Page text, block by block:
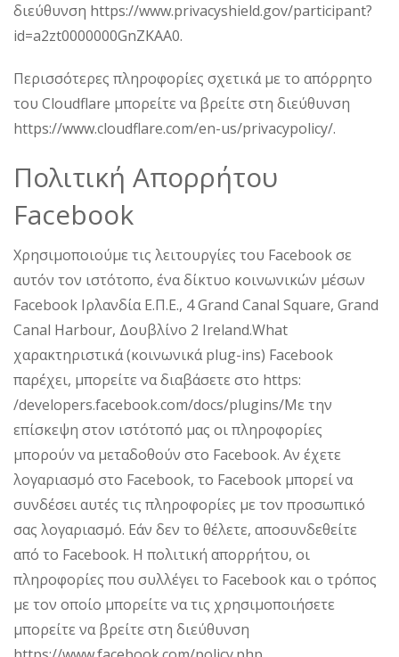
διεύθυνση https://www.privacyshield.gov/participant?
id=a2zt0000000GnZKAA0.
Περισσότερες πληροφορίες σχετικά με το απόρρητο
του Cloudflare μπορείτε να βρείτε στη διεύθυνση
https://www.cloudflare.com/en-us/privacypolicy/.
Πολιτική Απορρήτου
Facebook
Χρησιμοποιούμε τις λειτουργίες του Facebook σε
αυτόν τον ιστότοπο, ένα δίκτυο κοινωνικών μέσων
Facebook Ιρλανδία Ε.Π.Ε., 4 Grand Canal Square, Grand
Canal Harbour, Δουβλίνο 2 Ireland.What
χαρακτηριστικά (κοινωνικά plug-ins) Facebook
παρέχει, μπορείτε να διαβάσετε στο https:
/developers.facebook.com/docs/plugins/Με την
επίσκεψη στον ιστότοπό μας οι πληροφορίες
μπορούν να μεταδοθούν στο Facebook. Αν έχετε
λογαριασμό στο Facebook, το Facebook μπορεί να
συνδέσει αυτές τις πληροφορίες με τον προσωπικό
σας λογαριασμό. Εάν δεν το θέλετε, αποσυνδεθείτε
από το Facebook. Η πολιτική απορρήτου, οι
πληροφορίες που συλλέγει το Facebook και ο τρόπος
με τον οποίο μπορείτε να τις χρησιμοποιήσετε
μπορείτε να βρείτε στη διεύθυνση